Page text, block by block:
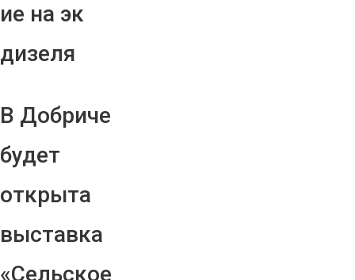
ие на эк
дизеля
В Добриче
будет
открыта
выставка
«Сельское